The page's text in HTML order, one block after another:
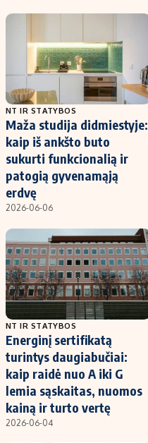
NT IR STATYBOS
Maža studija didmiestyje:
kaip iš ankšto buto
sukurti funkcionalią ir
patogią gyvenamąją
erdvę
2026-06-06
NT IR STATYBOS
Energinį sertifikatą
turintys daugiabučiai:
kaip raidė nuo A iki G
lemia sąskaitas, nuomos
kainą ir turto vertę
2026-06-04